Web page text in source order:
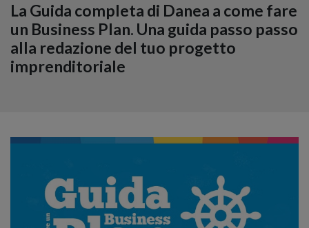
La Guida completa di Danea a come fare
un Business Plan. Una guida passo passo
alla redazione del tuo progetto
imprenditoriale